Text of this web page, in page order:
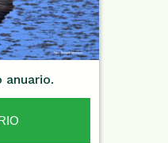
anuario.